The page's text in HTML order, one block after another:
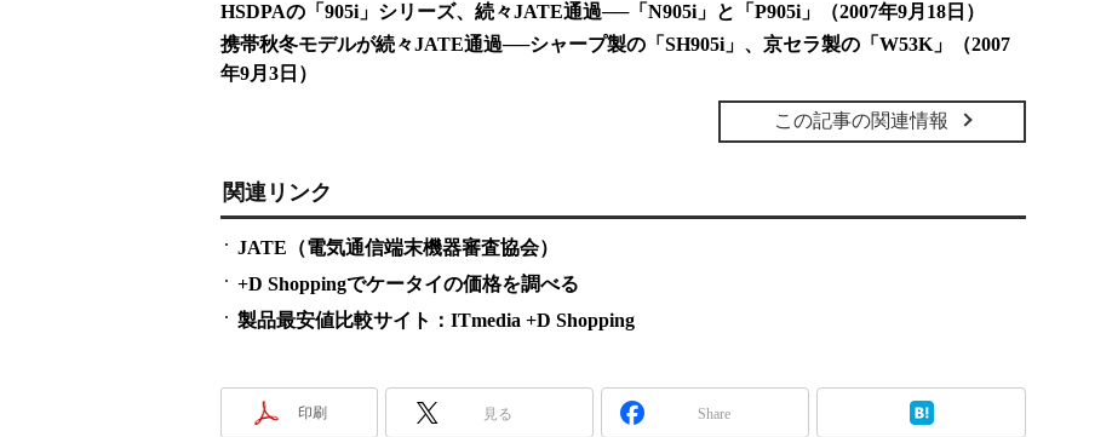
HSDPAの「905i」シリーズ、続々JATE通過──「N905i」と「P905i」（2007年9月18日）
携帯秋冬モデルが続々JATE通過──シャープ製の「SH905i」、京セラ製の「W53K」（2007
年9月3日）
この記事の関連情報
関連リンク
JATE（電気通信端末機器審査協会）
+D Shoppingでケータイの価格を調べる
製品最安値比較サイト：ITmedia +D Shopping
印刷 見る Share